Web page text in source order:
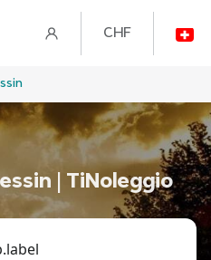
CHF
| TiNoleggio